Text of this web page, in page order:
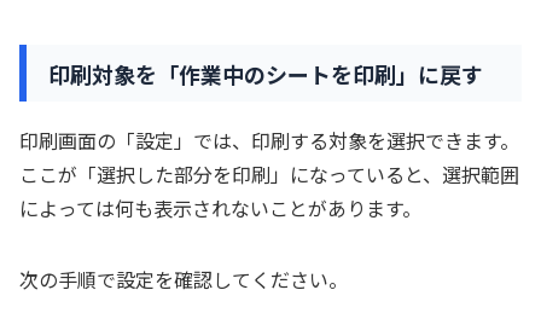
印刷対象を「作業中のシートを印刷」に戻す
印刷画面の「設定」では、印刷する対象を選択できます。
ここが「選択した部分を印刷」になっていると、選択範囲
によっては何も表示されないことがあります。
次の手順で設定を確認してください。